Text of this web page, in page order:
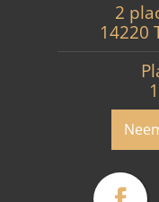
2
14220